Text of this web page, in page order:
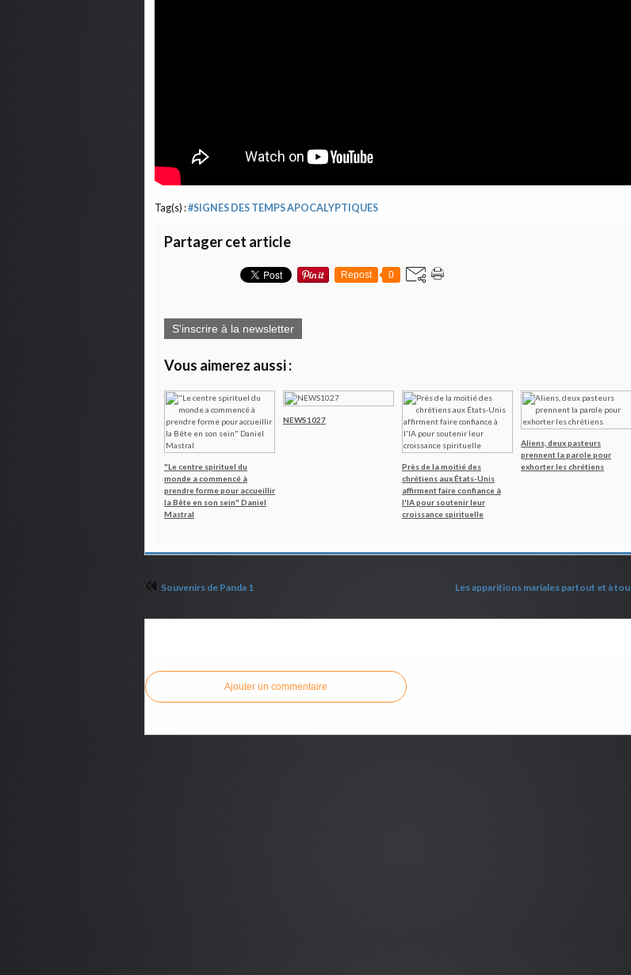
Tag(s) :#SIGNES DES TEMPS APOCALYPTIQUES
Partager cet article
Repost 0
S'inscrire à la newsletter
Vous aimerez aussi :
"Le centre spirituel du
monde a commencé à
prendre forme pour accueillir
la Bête en son sein" Daniel
Mastral
NEWS1027
Près de la moitié des
chrétiens aux États-Unis
affirment faire confiance à
l'IA pour soutenir leur
croissance spirituelle
Aliens, deux pasteurs
prennent la parole pour
exhorter les chrétiens
Souvenirs de Panda 1 Les apparitions mariales partout et à
Ajouter un commentaire